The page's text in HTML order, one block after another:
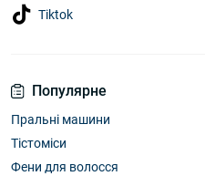
Популярне
Пральні машини
Тістоміси
Фени для волосся
Tiktok